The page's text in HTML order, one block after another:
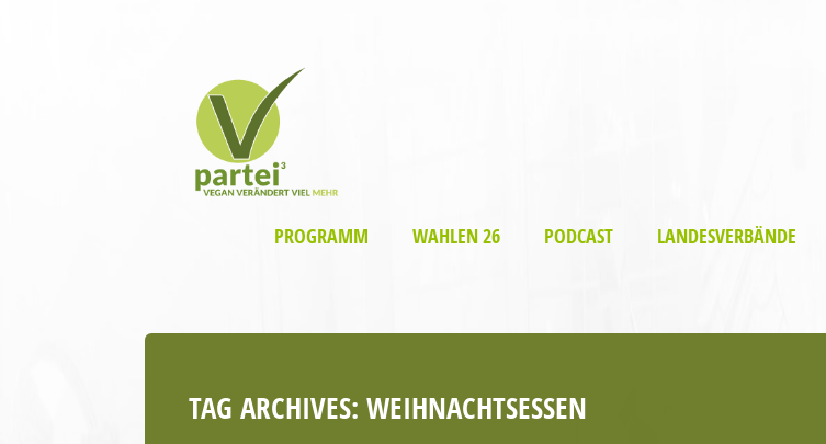
PROGRAMM WAHLEN 26 PODCAST LANDESVERBÄNDE
TAG ARCHIVES: WEIHNACHTSESSEN